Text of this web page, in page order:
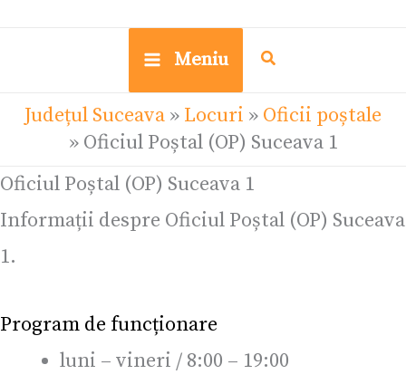
Meniu
Județul Suceava » Locuri » Oficii poștale
» Oficiul Poștal (OP) Suceava 1
Oficiul Poștal (OP) Suceava 1
Informații despre Oficiul Poștal (OP) Suceava
1.
Program de funcționare
luni – vineri / 8:00 – 19:00